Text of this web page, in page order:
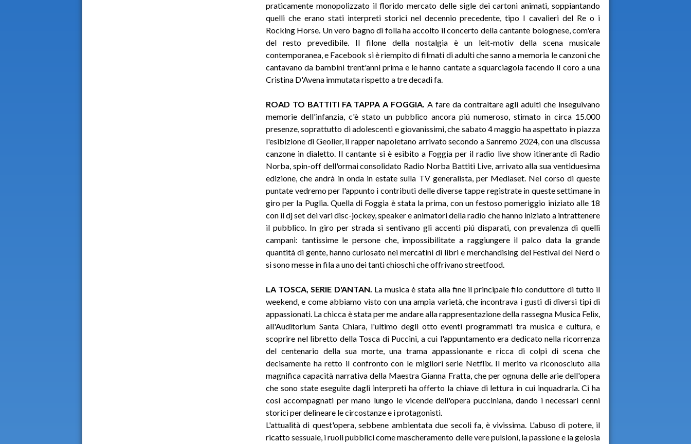
praticamente monopolizzato il florido mercato delle sigle dei cartoni animati, soppiantando
quelli che erano stati interpreti storici nel decennio precedente, tipo I cavalieri del Re o i
Rocking Horse. Un vero bagno di folla ha accolto il concerto della cantante bolognese, com'era
del resto prevedibile. Il filone della nostalgia è un leit-motiv della scena musicale
contemporanea, e Facebook si è riempito di filmati di adulti che sanno a memoria le canzoni che
cantavano da bambini trent'anni prima e le hanno cantate a squarciagola facendo il coro a una
Cristina D'Avena immutata rispetto a tre decadi fa.
ROAD TO BATTITI FA TAPPA A FOGGIA. A fare da contraltare agli adulti che inseguivano
memorie dell'infanzia, c'è stato un pubblico ancora piú numeroso, stimato in circa 15.000
presenze, soprattutto di adolescenti e giovanissimi, che sabato 4 maggio ha aspettato in piazza
l'esibizione di Geolier, il rapper napoletano arrivato secondo a Sanremo 2024, con una discussa
canzone in dialetto. Il cantante si è esibito a Foggia per il radio live show itinerante di Radio
Norba, spin-off dell'ormai consolidato Radio Norba Battiti Live, arrivato alla sua ventiduesima
edizione, che andrà in onda in estate sulla TV generalista, per Mediaset. Nel corso di queste
puntate vedremo per l'appunto i contributi delle diverse tappe registrate in queste settimane in
giro per la Puglia. Quella di Foggia è stata la prima, con un festoso pomeriggio iniziato alle 18
con il dj set dei vari disc-jockey, speaker e animatori della radio che hanno iniziato a intrattenere
il pubblico. In giro per strada si sentivano gli accenti piú disparati, con prevalenza di quelli
campani: tantissime le persone che, impossibilitate a raggiungere il palco data la grande
quantità di gente, hanno curiosato nei mercatini di libri e merchandising del Festival del Nerd o
si sono messe in fila a uno dei tanti chioschi che offrivano streetfood.
LA TOSCA, SERIE D'ANTAN. La musica è stata alla fine il principale filo conduttore di tutto il
weekend, e come abbiamo visto con una ampia varietà, che incontrava i gusti di diversi tipi di
appassionati. La chicca è stata per me andare alla rappresentazione della rassegna Musica Felix,
all'Auditorium Santa Chiara, l'ultimo degli otto eventi programmati tra musica e cultura, e
scoprire nel libretto della Tosca di Puccini, a cui l'appuntamento era dedicato nella ricorrenza
del centenario della sua morte, una trama appassionante e ricca di colpi di scena che
decisamente ha retto il confronto con le migliori serie Netflix. Il merito va riconosciuto alla
magnifica capacità narrativa della Maestra Gianna Fratta, che per ognuna delle arie dell'opera
che sono state eseguite dagli interpreti ha offerto la chiave di lettura in cui inquadrarla. Ci ha
così accompagnati per mano lungo le vicende dell'opera pucciniana, dando i necessari cenni
storici per delineare le circostanze e i protagonisti.
L'attualità di quest'opera, sebbene ambientata due secoli fa, è vivissima. L'abuso di potere, il
ricatto sessuale, i ruoli pubblici come mascheramento delle vere pulsioni, la passione e la gelosia